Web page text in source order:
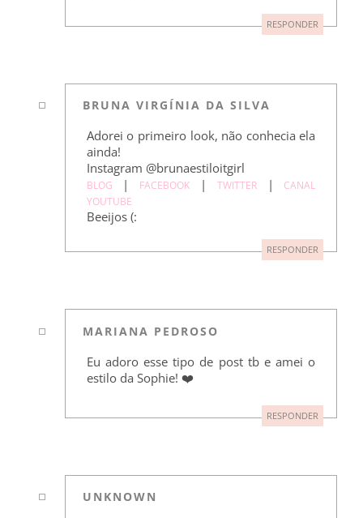
RESPONDER
BRUNA VIRGÍNIA DA SILVA
Adorei o primeiro look, não conhecia ela
ainda!
Instagram @brunaestiloitgirl
BLOG | FACEBOOK | TWITTER|
CANAL
YOUTUBE
Beeijos (:
RESPONDER
MARIANA PEDROSO
Eu adoro esse tipo de post tb e amei o
estilo da Sophie! ❤️
RESPONDER
UNKNOWN